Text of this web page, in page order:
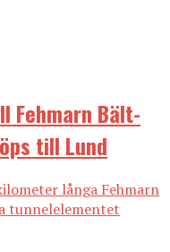
Fehmarn Bält-
till Lund
långa Fehmarn
tunnelelementet